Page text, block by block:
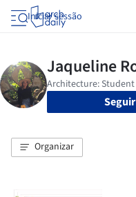
Iniciar sessão
Seguir
Organizar